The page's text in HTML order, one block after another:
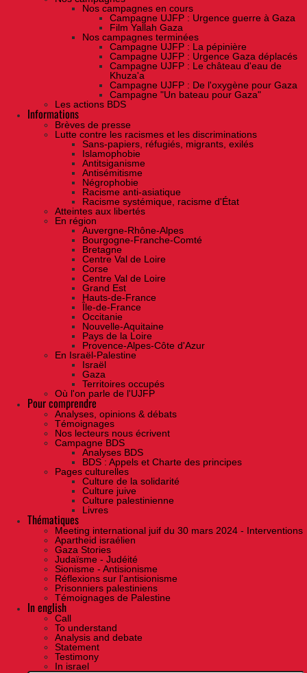
Nos campagnes en cours
Campagne UJFP : Urgence guerre à Gaza
Film Yallah Gaza
Nos campagnes terminées
Campagne UJFP : La pépinière
Campagne UJFP : Urgence Gaza déplacés
Campagne UJFP : Le château d'eau de
Khuza'a
Campagne UJFP : De l'oxygène pour Gaza
Campagne "Un bateau pour Gaza"
Les actions BDS
Informations
Brèves de presse
Lutte contre les racismes et les discriminations
Sans-papiers, réfugiés, migrants, exilés
Islamophobie
Antitsiganisme
Antisémitisme
Négrophobie
Racisme anti-asiatique
Racisme systémique, racisme d'État
Atteintes aux libertés
En région
Auvergne-Rhône-Alpes
Bourgogne-Franche-Comté
Bretagne
Centre Val de Loire
Corse
Centre Val de Loire
Grand Est
Hauts-de-France
Île-de-France
Occitanie
Nouvelle-Aquitaine
Pays de la Loire
Provence-Alpes-Côte d'Azur
En Israël-Palestine
Israël
Gaza
Territoires occupés
Où l'on parle de l'UJFP
Pour comprendre
Analyses, opinions & débats
Témoignages
Nos lecteurs nous écrivent
Campagne BDS
Analyses BDS
BDS : Appels et Charte des principes
Pages culturelles
Culture de la solidarité
Culture juive
Culture palestinienne
Livres
Thématiques
Meeting international juif du 30 mars 2024 - Interventions
Apartheid israélien
Gaza Stories
Judaïsme - Judéité
Sionisme - Antisionisme
Réflexions sur l’antisionisme
Prisonniers palestiniens
Témoignages de Palestine
In english
Call
To understand
Analysis and debate
Statement
Testimony
In israel